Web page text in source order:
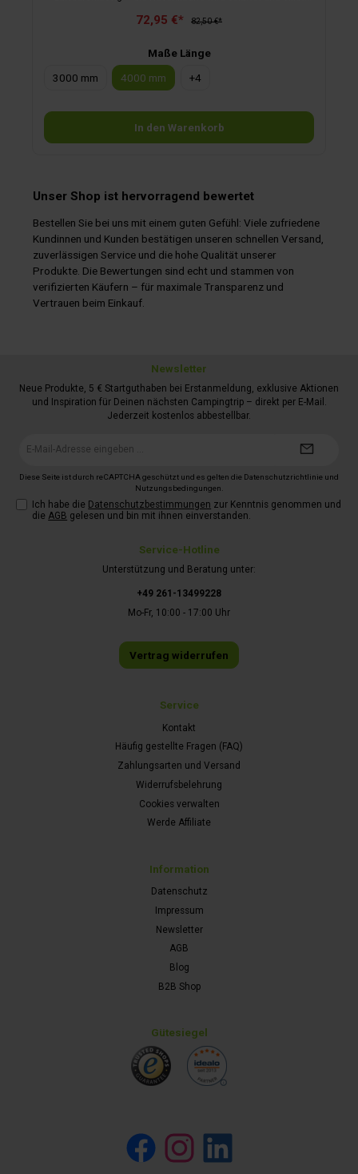
72,95 €* 82,50 €*
Maße Länge
3000 mm
4000 mm +4
In den Warenkorb
Unser Shop ist hervorragend bewertet
Bestellen Sie bei uns mit einem guten Gefühl: Viele zufriedene
Kundinnen und Kunden bestätigen unseren schnellen Versand,
zuverlässigen Service und die hohe Qualität unserer
Produkte. Die Bewertungen sind echt und stammen von
verifizierten Käufern – für maximale Transparenz und
Vertrauen beim Einkauf.
Service-Hotline
Unterstützung und Beratung unter:
+49 261-13499228
Mo-Fr, 10:00 - 17:00 Uhr
Vertrag widerrufen
Service
Kontakt
Häufig gestellte Fragen (FAQ)
Zahlungsarten und Versand
Widerrufsbelehrung
Cookies verwalten
Werde Affiliate
Information
Datenschutz
Impressum
Newsletter
AGB
Blog
B2B Shop
Gütesiegel
Newsletter
Neue Produkte, 5 € Startguthaben bei Erstanmeldung, exklusive Aktionen
und Inspiration für Deinen nächsten Campingtrip – direkt per E-Mail.
Jederzeit kostenlos abbestellbar.
Diese Seite ist durch reCAPTCHA geschützt und es gelten die Datenschutzrichtlinie und
Nutzungsbedingungen
Ich habe die Datenschutzbestimmungen zur Kenntnis genommen und
die AGB gelesen und bin mit ihnen einverstanden.
Facebook Instagram LinkedIn